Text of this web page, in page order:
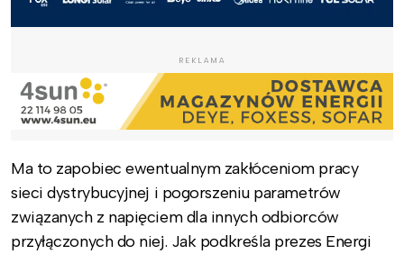
REKLAMA
Ma to zapobiec ewentualnym zakłóceniom pracy
sieci dystrybucyjnej i pogorszeniu parametrów
związanych z napięciem dla innych odbiorców
przyłączonych do niej. Jak podkreśla prezes Energi